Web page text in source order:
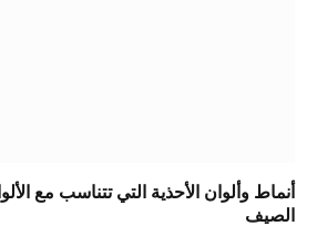
أنماط وألوان الأحذية التي تتناسب مع
الصيف